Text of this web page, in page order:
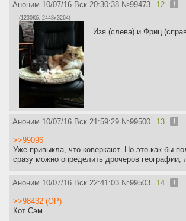
Аноним 10/07/16 Вск 20:30:38 №99473 12
(1230Кб, 2448x3264)
Изя (слева) и Фриц
Аноним 10/07/16 Вск 21:59:29 №99500 13
>>99096
Уже привыкла, что коверкают. Но это как бы
сразу можно определить дрочеров географии,
Аноним 10/07/16 Вск 22:41:03 №99503 14
>>98432 (OP)
Кот Сэм.